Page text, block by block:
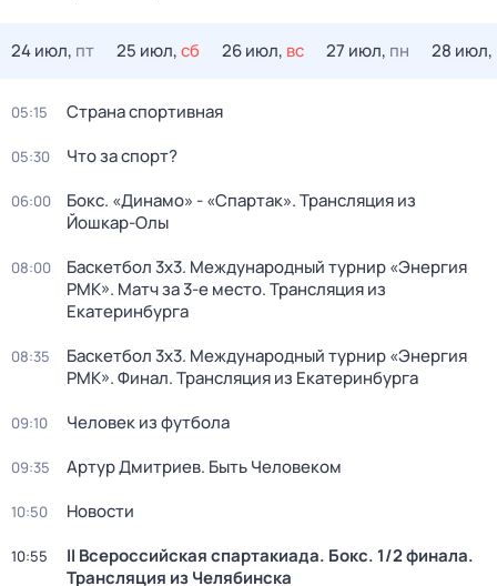
24 июл, пт 25 июл,сб 26 июл, вс 27 июл, пн 28 июл,
05:15 Страна спортивная
05:30 Что за спорт?
06:00
Бокс. «Динамо» - «Спартак». Трансляция из
Йошкар-Олы
08:00
Баскетбол 3х3. Международный турнир «Энергия
РМК». Матч за 3-е место. Трансляция из
Екатеринбурга
08:35
Баскетбол 3х3. Международный турнир «Энергия
РМК». Финал. Трансляция из Екатеринбурга
09:10 Человек из футбола
09:35 Артур Дмитриев. Быть Человеком
10:50 Новости
10:55
II Всероссийская спартакиада. Бокс. 1/2 финала.
Трансляция из Челябинска